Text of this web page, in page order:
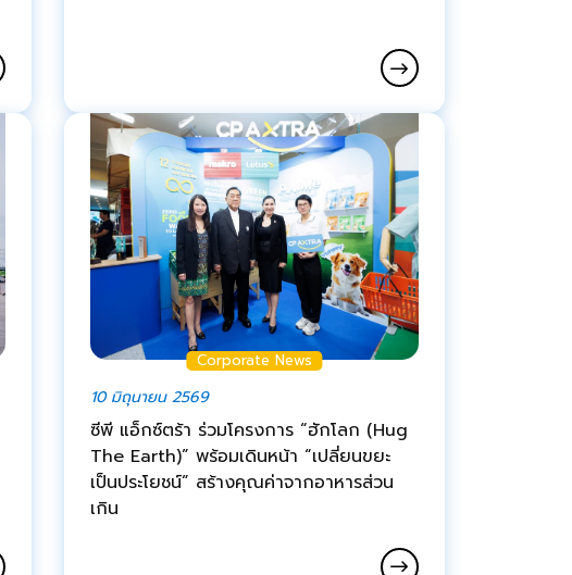
Corporate News
10 มิถุนายน 2569
ซีพี แอ็กซ์ตร้า ร่วมโครงการ “ฮักโลก (Hug
The Earth)” พร้อมเดินหน้า “เปลี่ยนขยะ
เป็นประโยชน์” สร้างคุณค่าจากอาหารส่วน
เกิน